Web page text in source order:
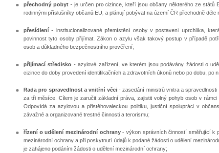
přechodný pobyt- je určen pro cizince, kteří jsou občany některého ze států
rodinnými příslušníky občanů EU, a plánují pobývat na území ČR přechodně déle
přesídlení - institucionalizované přemístění osoby v postavení uprchlíka,
povinnost tyto osoby přijímat. Zákon o azylu však takový postup v případě
osob a důkladného bezpečnostního prověření;
přijímací středisko - azylové zařízení, ve kterém jsou podávány žádosti o
cizince do doby provedení identifikačních a zdravotních úkonů nebo po dobu, po
Rada pro spravedlnost a vnitřní věci- zasedání ministrů vnitra a
za tři měsíce. Cílem je zaručit základní práva, zajistit volný pohyb osob v
Odpovídá za azylovou a přistěhovaleckou politiku, justiční spolupráci v
závažné a organizované trestné činnosti a terorismu;
řízení o udělení mezinárodní ochrany- výkon správních činností směřující k
mezinárodní ochrany a při poskytnutí údajů k podané žádosti o udělení
je zahájeno podáním žádosti o udělení mezinárodní ochrany;